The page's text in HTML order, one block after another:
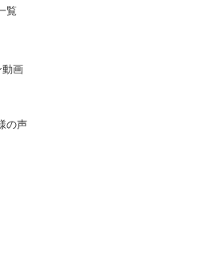
覧
画
の声